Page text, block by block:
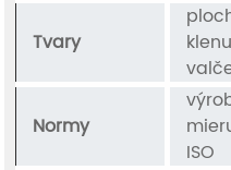
Tvary
Normy
ISO